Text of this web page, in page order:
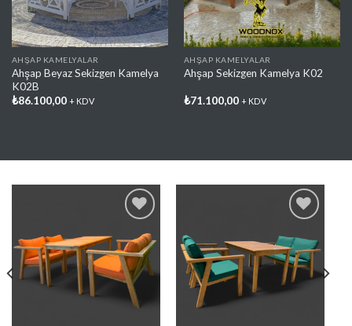
AHŞAP KAMELYALAR
Ahşap Beyaz Sekizgen Kamelya
K02B
₺86.100,00 + KDV
AHŞAP KAMELYALAR
Ahşap Sekizgen Kamelya K02
₺71.100,00 + KDV
Favorilere
Ekle
Favorilere
Ekle